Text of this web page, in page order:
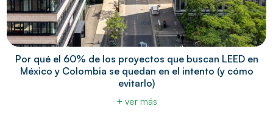
Por qué el 60% de los proyectos que buscan LEED en
México y Colombia se quedan en el intento (y cómo
evitarlo)
+ ver más